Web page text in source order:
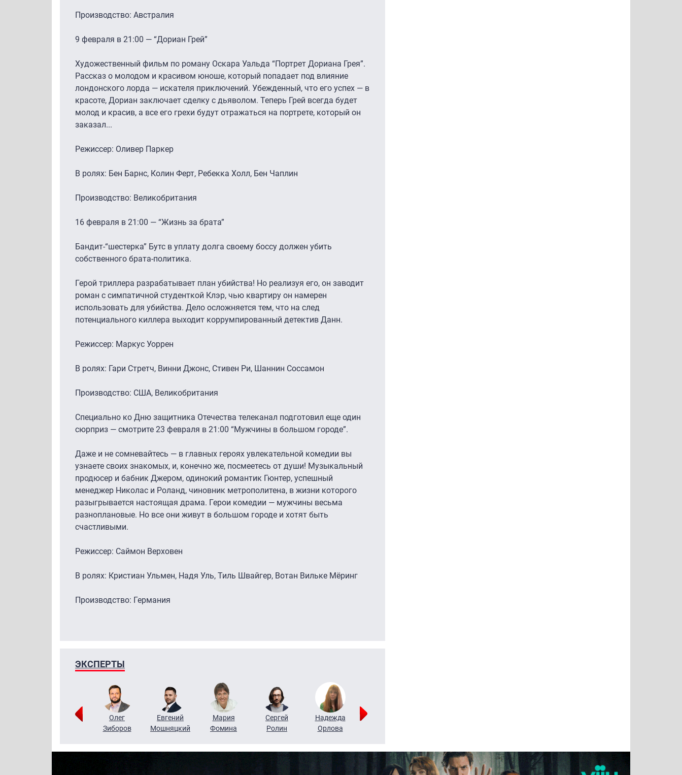
Производство: Австралия
9 февраля в 21:00 — “Дориан Грей”
Художественный фильм по роману Оскара Уальда “Портрет Дориана Грея”.
Рассказ о молодом и красивом юноше, который попадает под влияние
лондонского лорда — искателя приключений. Убежденный, что его успех — в
красоте, Дориан заключает сделку с дьяволом. Теперь Грей всегда будет
молод и красив, а все его грехи будут отражаться на портрете, который он
заказал...
Режиссер: Оливер Паркер
В ролях: Бен Барнс, Колин Ферт, Ребекка Холл, Бен Чаплин
Производство: Великобритания
16 февраля в 21:00 — “Жизнь за брата”
Бандит-“шестерка” Бутс в уплату долга своему боссу должен убить
собственного брата-политика.
Герой триллера разрабатывает план убийства! Но реализуя его, он заводит
роман с симпатичной студенткой Клэр, чью квартиру он намерен
использовать для убийства. Дело осложняется тем, что на след
потенциального киллера выходит коррумпированный детектив Данн.
Режиссер: Маркус Уоррен
В ролях: Гари Стретч, Винни Джонс, Стивен Ри, Шаннин Соссамон
Производство: США, Великобритания
Специально ко Дню защитника Отечества телеканал подготовил еще один
сюрприз — смотрите 23 февраля в 21:00 “Мужчины в большом городе”.
Даже и не сомневайтесь — в главных героях увлекательной комедии вы
узнаете своих знакомых, и, конечно же, посмеетесь от души! Музыкальный
продюсер и бабник Джером, одинокий романтик Гюнтер, успешный
менеджер Николас и Роланд, чиновник метрополитена, в жизни которого
разыгрывается настоящая драма. Герои комедии — мужчины весьма
разноплановые. Но все они живут в большом городе и хотят быть
счастливыми.
Режиссер: Саймон Верховен
В ролях: Кристиан Ульмен, Надя Уль, Тиль Швайгер, Вотан Вильке Мёринг
Производство: Германия
ЭКСПЕРТЫ
Григорий
Олег
Зиборов
Евгений
Мошняцкий
Мария
Фомина
Сергей
Ролин
Надежда
Орлова